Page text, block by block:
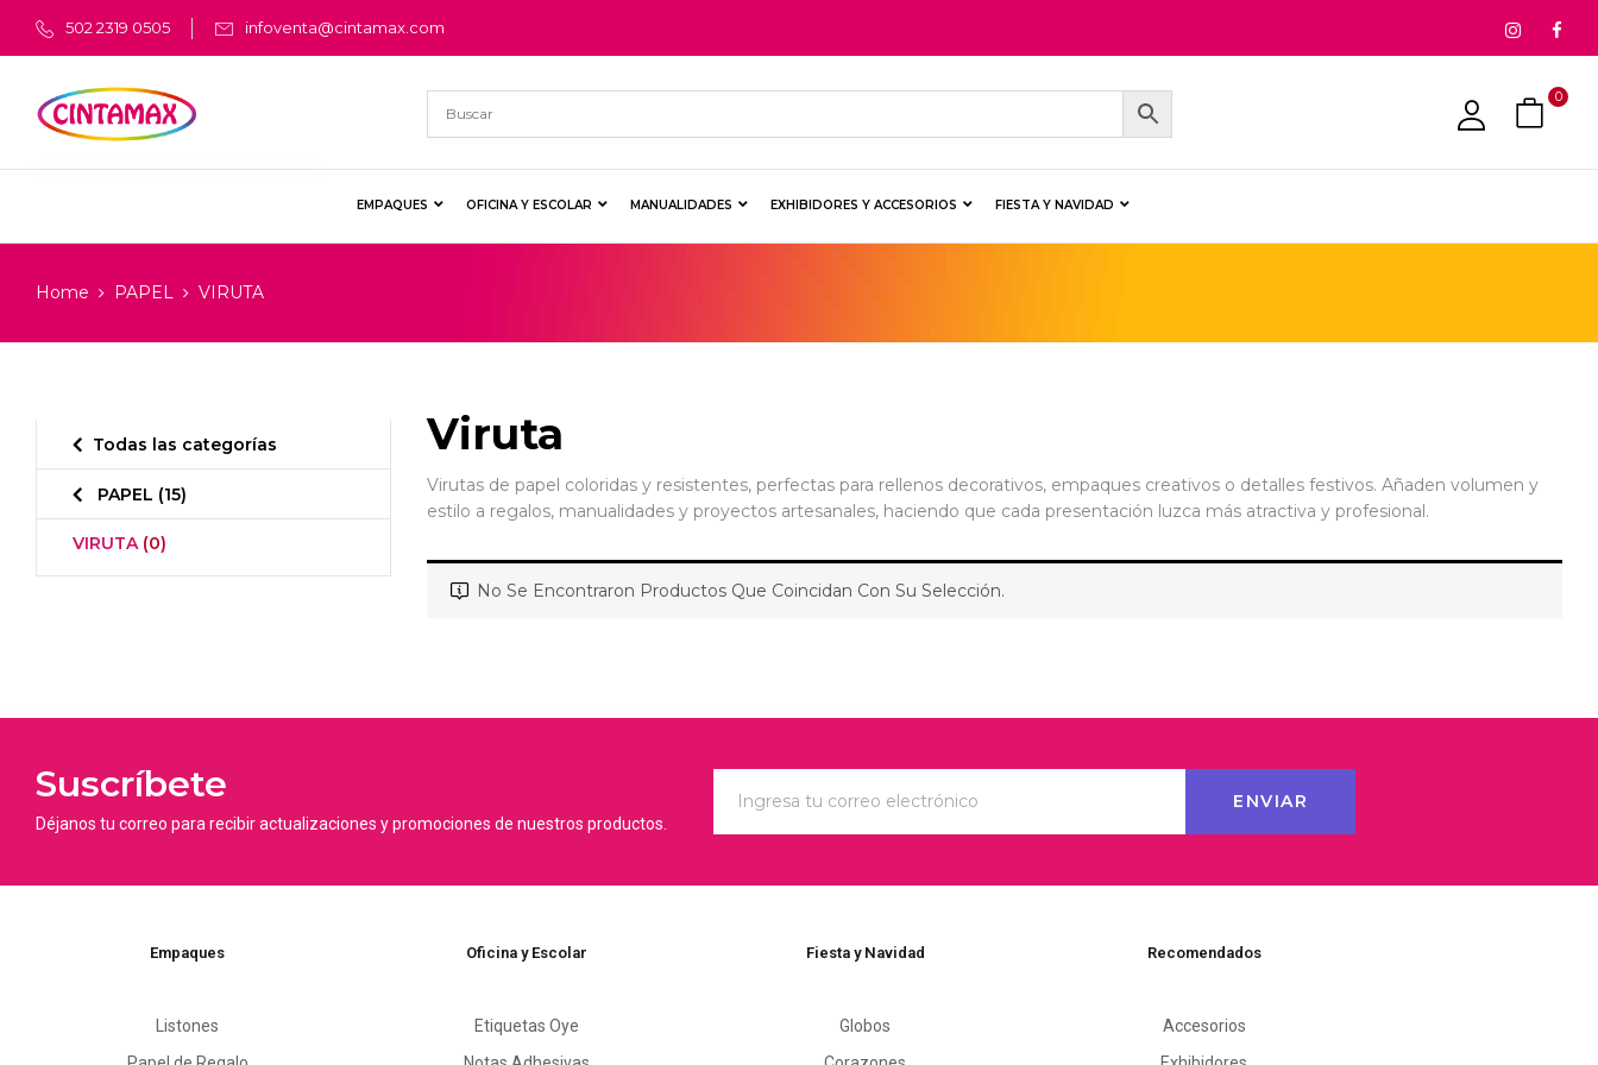
502 2319 0505 infoventa@cintamax.com
0
EMPAQUES OFICINA Y ESCOLAR MANUALIDADES EXHIBIDORES Y ACCESORIOS FIESTA Y NAVIDAD
Home PAPEL VIRUTA
Todas las categorías
PAPEL (15)
VIRUTA (0)
Viruta
Virutas de papel coloridas y resistentes, perfectas para rellenos decorativos, empaques creativos o detalles festivos. Añaden volumen y
estilo a regalos, manualidades y proyectos artesanales, haciendo que cada presentación luzca más atractiva y profesional.
No Se Encontraron Productos Que Coincidan Con Su Selección.
Suscríbete
Déjanos tu correo para recibir actualizaciones y promociones de nuestros productos.
Empaques
Listones
Oficina y Escolar
Etiquetas Oye
Fiesta y Navidad
Globos
Recomendados
Accesorios